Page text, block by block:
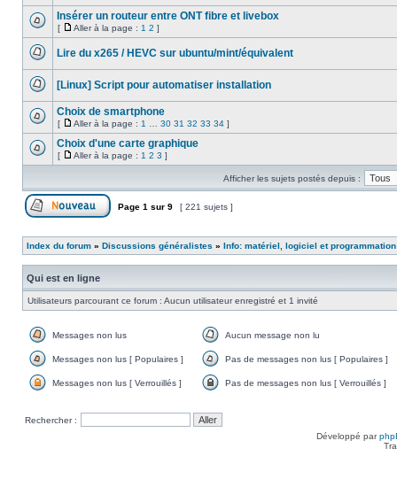
message
non
Aucun
Insérer un routeur entre ONT fibre et livebox
[
Aller
la
Aller à la page : 1 2 ]
non
Lire du x265 / HEVC sur ubuntu/mint/équivalent
message
non
[Linux] Script pour automatiser installation
Aucun
message
non
Choix de smartphone
[
Aller
à
la
page
Aller à la page : 1 30 31 32 33 34 ]
Aucun
lu
Choix d'une carte graphique
[
Aller
page
Aller à la page : 1 2 3 ]
Afficher les sujets postés depuis :
Page 1 sur 9 [ 221 sujets ]
Index du forum » Discussions généralistes » Info: matériel, logiciel et programmation
Qui est en ligne
Utilisateurs parcourant ce forum : Aucun utilisateur enregistré et 1 invité
non
Messages non lus
message
Aucun message non lu
non
]
Messages non lus [ Populaires ]
de
Populaires
Pas de messages non lus [ Populaires ]
[
Messages non lus [ Verrouillés ]
messages
non
Pas de messages non lus [ Verrouillés ]
Rechercher :
Développé par